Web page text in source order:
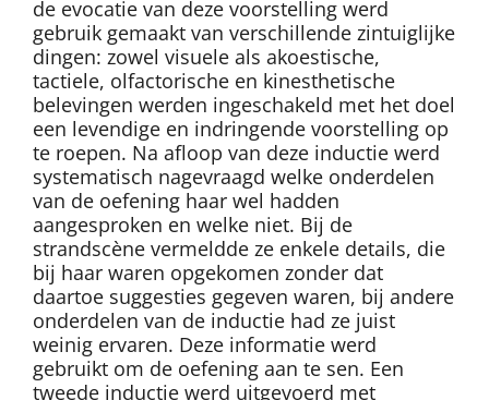
de evocatie van deze voorstelling werd
gebruik gemaakt van verschillende zintuiglijke
dingen: zowel visuele als akoestische,
tactiele, olfactorische en kinesthetische
belevingen werden ingeschakeld met het doel
een levendige en indringende voorstelling op
te roepen. Na afloop van deze inductie werd
systematisch nagevraagd welke onderdelen
van de oefening haar wel hadden
aangesproken en welke niet. Bij de
strandscène vermeldde ze enkele details, die
bij haar waren opgekomen zonder dat
daartoe suggesties gegeven waren, bij andere
onderdelen van de inductie had ze juist
weinig ervaren. Deze informatie werd
gebruikt om de oefening aan te sen. Een
tweede inductie werd uitgevoerd met